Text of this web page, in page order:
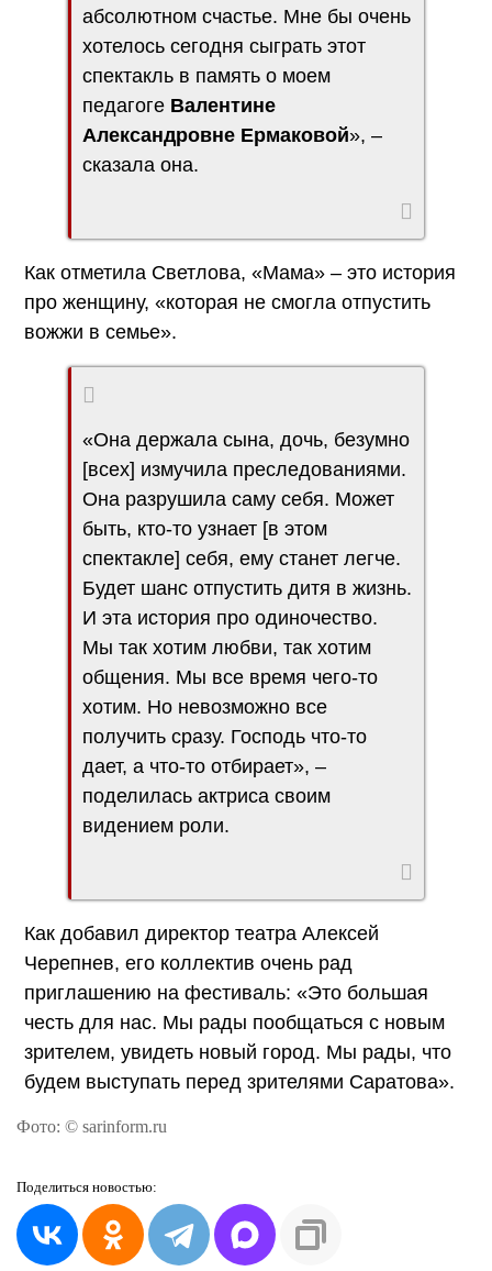
абсолютном счастье. Мне бы очень
хотелось сегодня сыграть этот
спектакль в память о моем
педагоге Валентине
Александровне Ермаковой», –
сказала она.
Как отметила Светлова, «Мама» – это история
про женщину, «которая не смогла отпустить
вожжи в семье».
«Она держала сына, дочь, безумно
[всех] измучила преследованиями.
Она разрушила саму себя. Может
быть, кто-то узнает [в этом
спектакле] себя, ему станет легче.
Будет шанс отпустить дитя в жизнь.
И эта история про одиночество.
Мы так хотим любви, так хотим
общения. Мы все время чего-то
хотим. Но невозможно все
получить сразу. Господь что-то
дает, а что-то отбирает», –
поделилась актриса своим
видением роли.
Как добавил директор театра Алексей
Черепнев, его коллектив очень рад
приглашению на фестиваль: «Это большая
честь для нас. Мы рады пообщаться с новым
зрителем, увидеть новый город. Мы рады, что
будем выступать перед зрителями Саратова».
Фото: © sarinform.ru
Поделиться новостью: